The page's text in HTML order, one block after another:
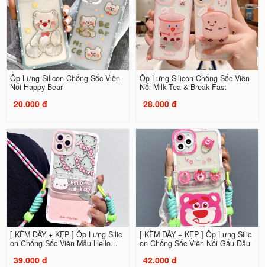
Ốp Lưng Silicon Chống Sốc Viền
Nổi Happy Bear
20.000 đ
Ốp Lưng Silicon Chống Sốc Viền
Nổi Milk Tea & Break Fast
28.000 đ
[ KÈM DÂY + KẸP ] Ốp Lưng Silic
on Chống Sốc Viền Mẫu Hello...
39.000 đ
[ KÈM DÂY + KẸP ] Ốp Lưng Silic
on Chống Sốc Viền Nổi Gấu Dâu
42.000 đ